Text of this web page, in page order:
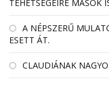
TEHETSÉGEIRE MÁSOK
A NÉPSZERŰ
ESETT ÁT.
CLAUDIÁNAK